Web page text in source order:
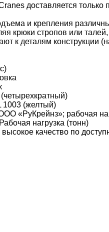
доставляется только
и крепления
крюки стропов или
к деталям конструкции
1003 (желтый)
«РуКрейнз»; рабочая
нагрузка (тонн)
качество по